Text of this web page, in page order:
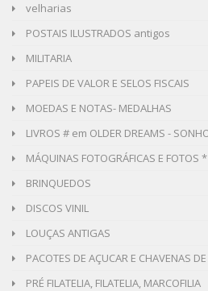
velharias
POSTAIS ILUSTRADOS antigos
MILITARIA
PAPEIS DE VALOR E SELOS FISCAIS
MOEDAS E NOTAS- MEDALHAS
LIVROS # em OLDER DREAMS -
MÁQUINAS FOTOGRÁFICAS E
BRINQUEDOS
DISCOS VINIL
LOUÇAS ANTIGAS
PACOTES DE AÇUCAR E CHAVENAS DE
PRÉ FILATELIA, FILATELIA, MARCOFILIA